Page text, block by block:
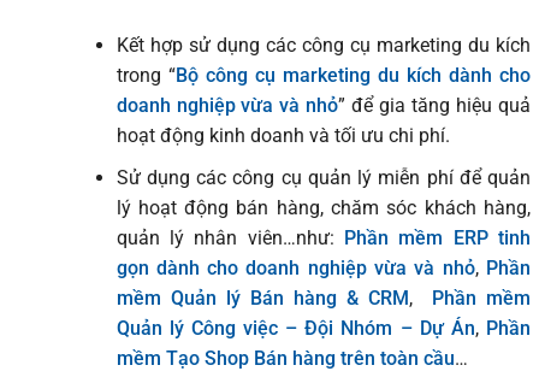
Kết hợp sử dụng các công cụ marketing du kích
trong “Bộ công cụ marketing du kích dành cho
doanh nghiệp vừa và nhỏ” để gia tăng hiệu quả
hoạt động kinh doanh và tối ưu chi phí.
Sử dụng các công cụ quản lý miễn phí để quản
lý hoạt động bán hàng, chăm sóc khách hàng,
quản lý nhân viên…như: Phần mềm ERP tinh
gọn dành cho doanh nghiệp vừa và nhỏ, Phần
mềm Quản lý Bán hàng & CRM, Phần mềm
Quản lý Công việc – Đội Nhóm – Dự Án, Phần
mềm Tạo Shop Bán hàng trên toàn cầu…